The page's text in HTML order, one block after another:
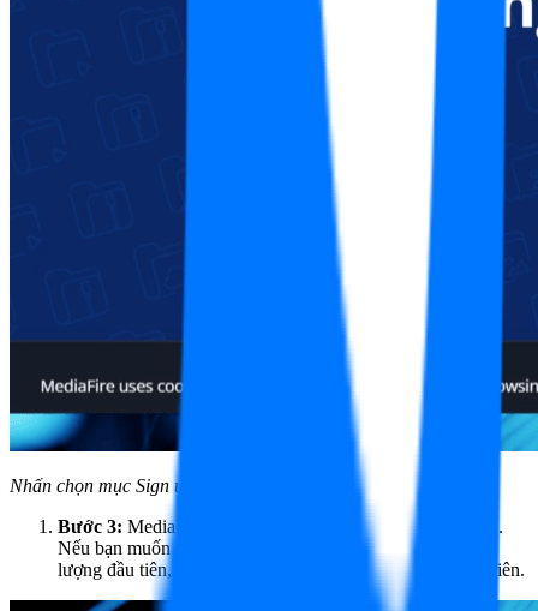
Nhấn chọn mục Sign up
Bước 3: MediaFire cung cấp nhiều gói dịch vụ khác nhau.
Nếu bạn muốn sử dụng miễn phí trọn đời với 10GB dung
lượng đầu tiên, hãy nhấn vào nút GET BASIC ở cột đầu tiên.